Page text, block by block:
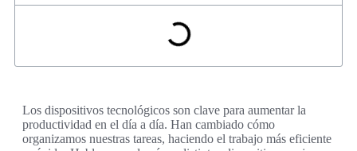
Los dispositivos tecnológicos son clave para aumentar la
productividad en el día a día. Han cambiado cómo
organizamos nuestras tareas, haciendo el trabajo más eficiente